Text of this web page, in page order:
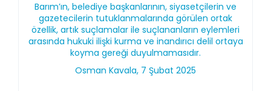
Barım’ın, belediye başkanlarının, siyasetçilerin ve
gazetecilerin tutuklanmalarında görülen ortak
özellik, artık suçlamalar ile suçlananların eylemleri
arasında hukuki ilişki kurma ve inandırıcı delil ortaya
koyma gereği duyulmamasıdır.
Osman Kavala, 7 Şubat 2025